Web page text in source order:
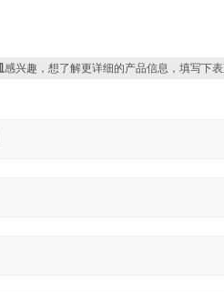
感兴趣，想了解更详细的产品信息，填写下表